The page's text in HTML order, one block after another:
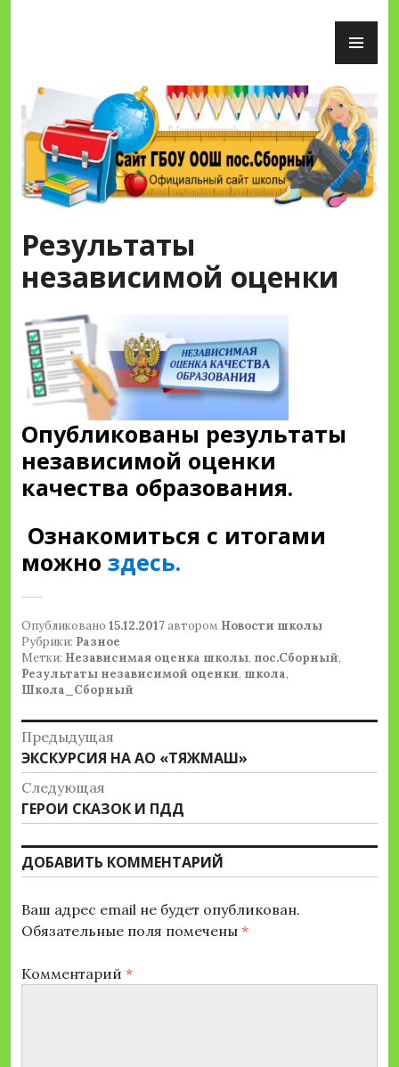
Сайт ГБОУ ООШ пос.Сборный
Результаты
независимой оценки
Опубликованы результаты
независимой оценки
качества образования.
Ознакомиться с итогами
можно здесь.
Опубликовано 15.12.2017автором Новости школы
Рубрики: Разное
Метки: Независимая оценка школы, пос.Сборный,
Результаты независимой оценки, школа,
Школа_Сборный
Навигация
по
записям
Предыдущая
Предыдущая
запись:
ЭКСКУРСИЯ НА АО «ТЯЖМАШ»
Следующая
Следующая
запись:
ГЕРОИ СКАЗОК И ПДД
ДОБАВИТЬ КОММЕНТАРИЙ
Ваш адрес email не будет опубликован.
Обязательные поля помечены *
Комментарий *